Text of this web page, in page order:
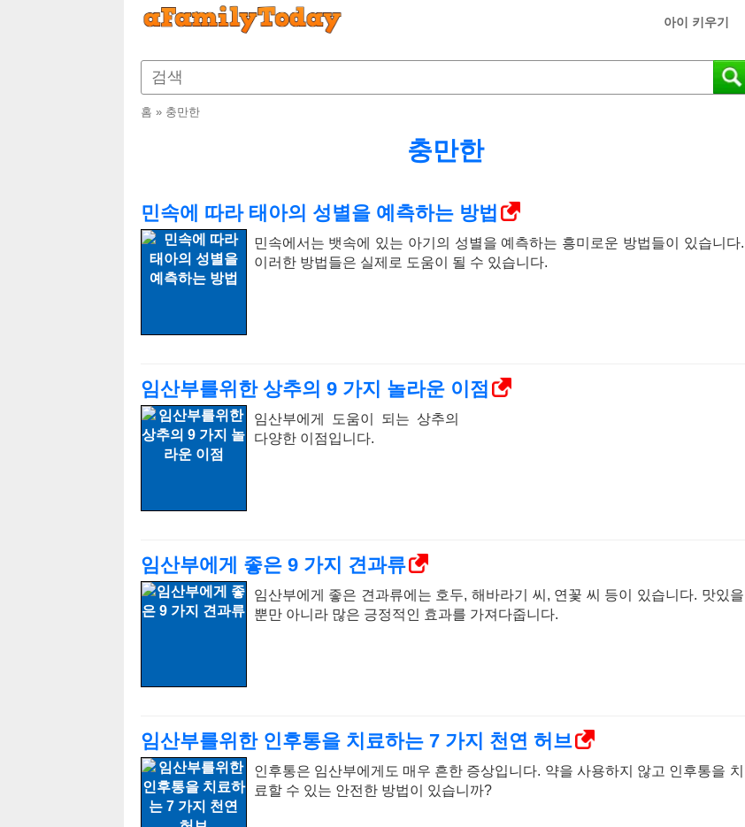
아이 키우기
홈 » 충만한
충만한
민속에 따라 태아의 성별을 예측하는 방법
민속에서는 뱃속에 있는 아기의 성별을 예측하는 흥미로운 방법들이 있습니다.
이러한 방법들은 실제로 도움이 될 수 있습니다.
임산부를위한 상추의 9 가지 놀라운 이점
임산부에게 도움이 되는 상추의
다양한 이점입니다.
임산부에게 좋은 9 가지 견과류
임산부에게 좋은 견과류에는 호두, 해바라기 씨, 연꽃 씨 등이 있습니다. 맛있을
뿐만 아니라 많은 긍정적인 효과를 가져다줍니다.
임산부를위한 인후통을 치료하는 7 가지 천연 허브
인후통은 임산부에게도 매우 흔한 증상입니다. 약을 사용하지 않고 인후통을 치
료할 수 있는 안전한 방법이 있습니까?